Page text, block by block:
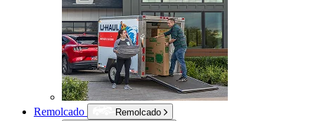
Remolcado
Remolcado